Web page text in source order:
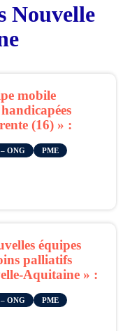
Nouvelle
mobile
(16) » :
– ONG
PME
équipes
palliatifs
Aquitaine » :
– ONG
PME